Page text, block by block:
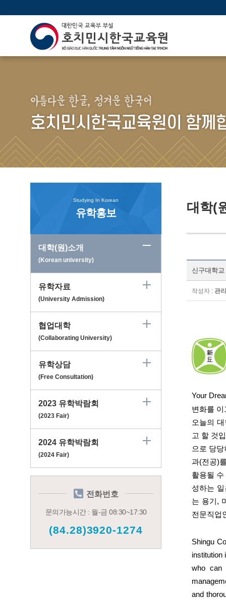
아름다운 한글, 정겨운 한국어
호치민시한국교육원이 함께
Studying In Korean
유학홍보
대학(원)소개
(Korean university)
유학자료
(University Admission)
협업대학
(Collaborating University)
유학상담
(Free Consultation)
2023 유학박람회
(2023 Fair)
2024 유학박람회
(2024 Fair)
전화번호
문의가능시간 : 월-금 08:30~17:30
(84.28)3920-1274
대학(
신구대학
작성자 : 관
Your
변화를
오늘의
고 할 것
으로 당
과(전공)
활용될
성하는
는 용기,
전문직업
Shingu
institution
who can
and